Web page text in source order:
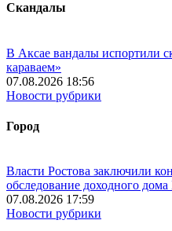
Скандалы
В Аксае вандалы испортили
караваем»
07.08.2026 18:56
Новости рубрики
Город
Власти Ростова заключили
обследование доходного
07.08.2026 17:59
Новости рубрики